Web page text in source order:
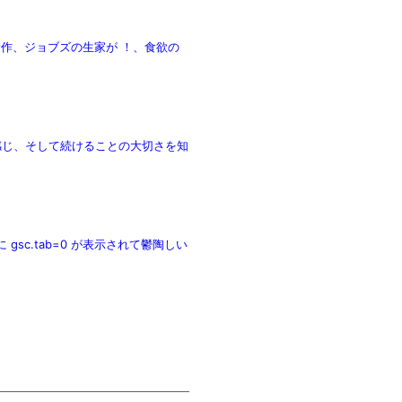
、ジョブズの生家が ！、食欲の
、そして続けることの大切さを知
gsc.tab=0 が表示されて鬱陶しい